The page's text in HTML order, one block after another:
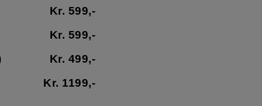
Kr. 599,-
Kr. 599,-
Kr. 499,-
Kr. 1199,-